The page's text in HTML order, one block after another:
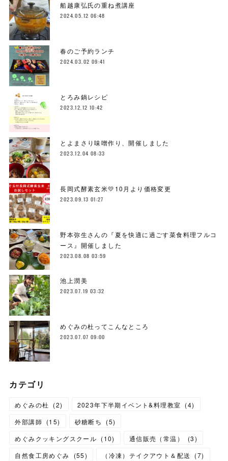
船越康弘氏の重ね煮講座
2024.05.12 06:48
春のご予約ランチ
2024.03.02 09:41
とろみ鍋レシピ
2023.12.12 10:42
とよまさり味噌作り、開催しました
2023.12.04 08:33
長岡式酵素玄米💛10月より価格変更
2023.09.13 01:27
野本弥生さんの『夏を快適に過ごす菜食料理フルコ
ース』開催しました
2023.08.08 03:59
池上潤美
2023.07.19 03:32
めぐみの杜ってこんなところ
2023.07.07 09:00
カテゴリ
めぐみの杜 (2) 2023年下半期イベント&料理教室 (4)
外部講師 (15) 砂糖断ち (5)
めぐみクッキングスクール (10) 通信販売（常温） (3)
自然食工房めぐみ
(55) （冷凍）テイクアウト＆配送 (7)